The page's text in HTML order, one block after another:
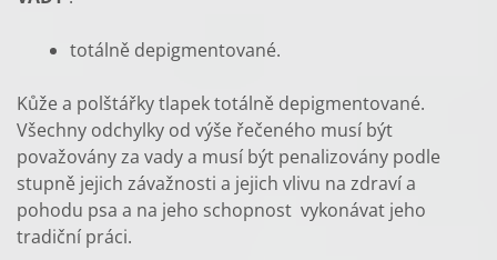
totálně depigmentované.
Kůže a polštářky tlapek totálně depigmentované.
Všechny odchylky od výše řečeného musí být
považovány za vady a musí být penalizovány podle
stupně jejich závažnosti a jejich vlivu na zdraví a
pohodu psa a na jeho schopnost vykonávat jeho
tradiční práci.